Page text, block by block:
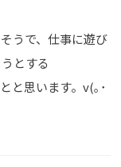
うで、仕事に遊び
とする
と思います。v(｡･